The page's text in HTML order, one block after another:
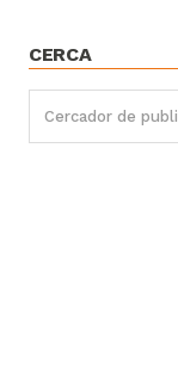
CERCA